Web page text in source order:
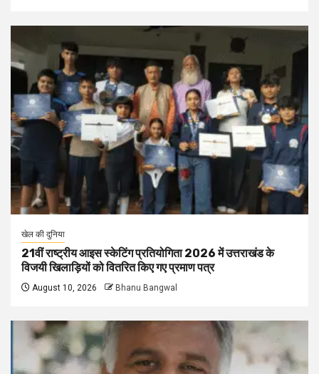
खेल की दुनिया
21वीं राष्ट्रीय आइस स्केटिंग प्रतियोगिता 2026 में उत्तराखंड के
विजयी खिलाड़ियों को वितरित किए गए प्रमाण पत्र
August 10, 2026 Bhanu Bangwal